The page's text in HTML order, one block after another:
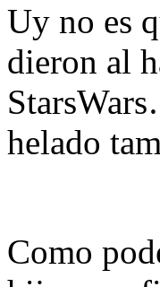
Uy no es
dieron al
helado
Como